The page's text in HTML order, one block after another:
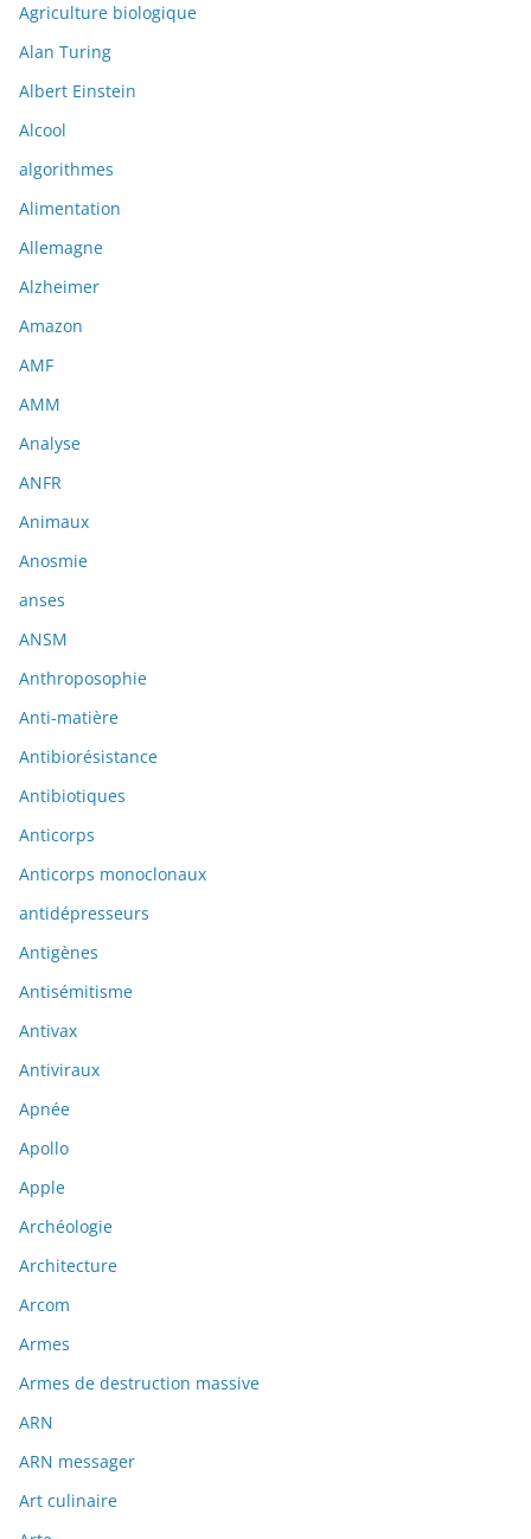
Agriculture biologique
Alan Turing
Albert Einstein
Alcool
algorithmes
Alimentation
Allemagne
Alzheimer
Amazon
AMF
AMM
Analyse
ANFR
Animaux
Anosmie
anses
ANSM
Anthroposophie
Anti-matière
Antibiorésistance
Antibiotiques
Anticorps
Anticorps monoclonaux
antidépresseurs
Antigènes
Antisémitisme
Antivax
Antiviraux
Apnée
Apollo
Apple
Archéologie
Architecture
Arcom
Armes
Armes de destruction massive
ARN
ARN messager
Art culinaire